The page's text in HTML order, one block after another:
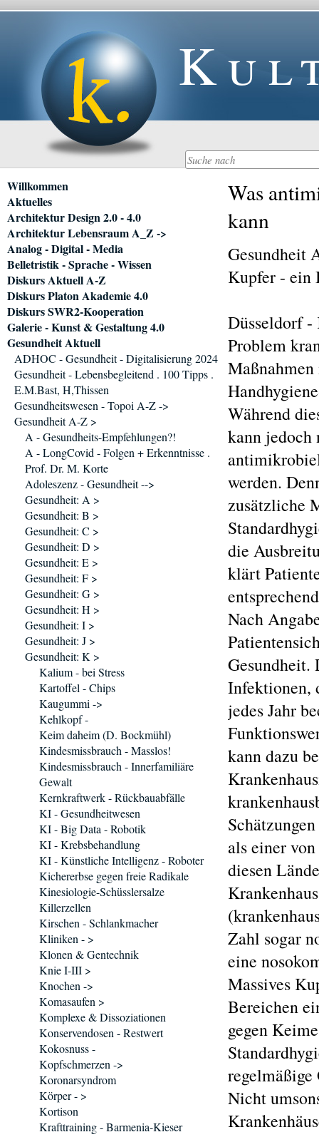
Was
kann
Gesundheit
Kupfer - ein
Düsseldorf -
Problem
Während
kann jedoch
werden.
zusätzliche
die
klärt
Nach
Gesundheit.
Infektionen,
jedes Jahr
kann dazu
als einer
diesen
Zahl sogar
eine
Massives
Bereichen
gegen
Nicht
Navigation
überspringen
Willkommen
Aktuelles
Architektur Design 2.0 - 4.0
Architektur Lebensraum A_Z ->
Analog - Digital - Media
Belletristik - Sprache - Wissen
Diskurs Aktuell A-Z
Diskurs Platon Akademie 4.0
Diskurs SWR2-Kooperation
Galerie - Kunst & Gestaltung 4.0
Gesundheit Aktuell
ADHOC - Gesundheit - Digitalisierung 2024
Gesundheit - Lebensbegleitend . 100 Tipps .
E.M.Bast, H,Thissen
Gesundheitswesen - Topoi A-Z ->
Gesundheit A-Z >
A - Gesundheits-Empfehlungen?!
A - LongCovid - Folgen + Erkenntnisse .
Prof. Dr. M. Korte
Adoleszenz - Gesundheit -->
Gesundheit: A >
Gesundheit: B >
Gesundheit: C >
Gesundheit: D >
Gesundheit: E >
Gesundheit: F >
Gesundheit: G >
Gesundheit: H >
Gesundheit: I >
Gesundheit: J >
Gesundheit: K >
Kalium - bei Stress
Kartoffel - Chips
Kaugummi ->
Kehlkopf -
Keim daheim (D. Bockmühl)
Kindesmissbrauch - Masslos!
Kindesmissbrauch - Innerfamiliäre
Gewalt
Kernkraftwerk - Rückbauabfälle
KI - Gesundheitwesen
KI - Big Data - Robotik
KI - Krebsbehandlung
KI - Künstliche Intelligenz - Roboter
Kichererbse gegen freie Radikale
Kinesiologie-Schüsslersalze
Killerzellen
Kirschen - Schlankmacher
Kliniken - >
Klonen & Gentechnik
Knie I-III >
Knochen ->
Komasaufen >
Komplexe & Dissoziationen
Konservendosen - Restwert
Kokosnuss -
Kopfschmerzen ->
Koronarsyndrom
Körper - >
Kortison
Krafttraining - Barmenia-Kieser